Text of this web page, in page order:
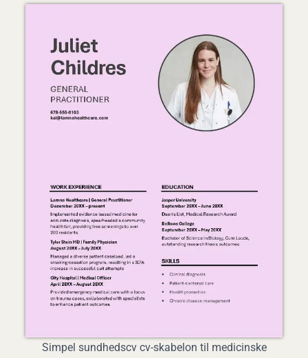
Simpel sundhedscv cv-skabelon til medicinske